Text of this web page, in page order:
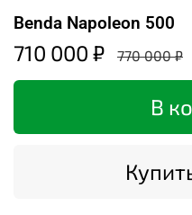
Benda Napoleon 500
710 000 ₽ 770 000 ₽
В